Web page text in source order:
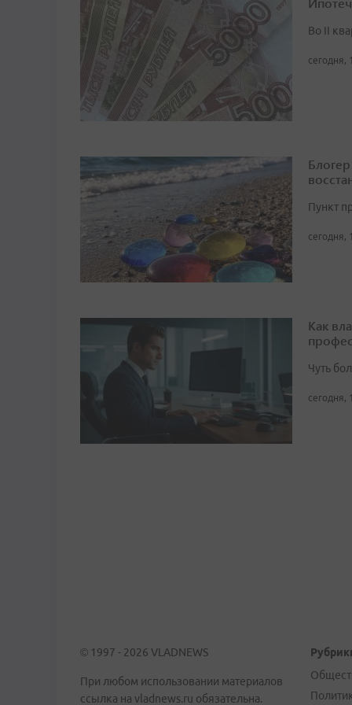
Во II
сегодня,
Пункт
сегодня,
Как
Чуть
сегодня,
© 1997 - 2026 VLADNEWS
При любом использовании материалов
ссылка на vladnews.ru обязательна.